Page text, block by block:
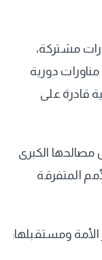
مشتركة،
دورية
قادرة على
مصالحها الكبرى
المتفرقة
ومستقبلها: